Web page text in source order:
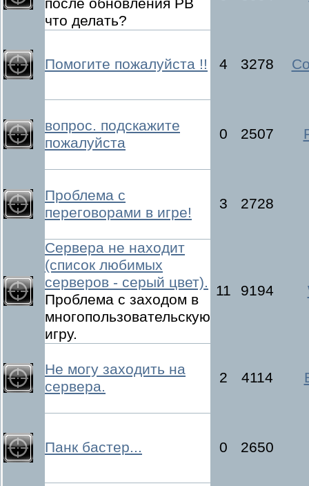
после обновления PB
что делать?
Помогите пожалуйста !! 4 3278
вопрос. подскажите
пожалуйста
0 2507
Проблема с
переговорами в игре!
3 2728
Сервера не находит
(список любимых
серверов - серый цвет).
Проблема с заходом в
многопользовательскую
игру.
11 9194
Не могу заходить на
сервера.
2 4114
Панк бастер... 0 2650